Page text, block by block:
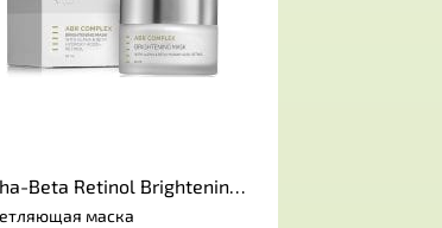
Beta Retinol Brightening
маска